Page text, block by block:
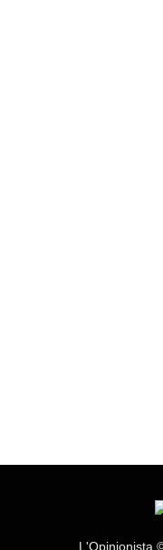
L'Opinionista